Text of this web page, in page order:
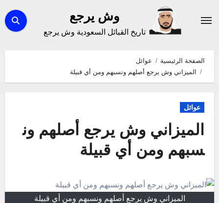
إلى
وش يرجع
تاريخ القبائل السعودية وش يرجع
الصفحة الرئيسية
عوائل
الميزاني وش يرجع أصلهم ونسبهم ومن أي قبيلة
عوائل
الميزاني وش يرجع أصلهم ون
سبهم ومن أي قبيلة
الميزاني وش يرجع أصلهم ونسبهم ومن أي قبيلة